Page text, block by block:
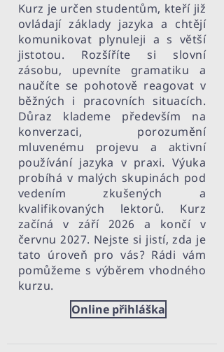
Kurz je určen studentům, kteří již
ovládají základy jazyka a chtějí
komunikovat plynuleji a s větší
jistotou. Rozšíříte si slovní
zásobu, upevníte gramatiku a
naučíte se pohotově reagovat v
běžných i pracovních situacích.
Důraz klademe především na
konverzaci, porozumění
mluvenému projevu a aktivní
používání jazyka v praxi. Výuka
probíhá v malých skupinách pod
vedením zkušených a
kvalifikovaných lektorů. Kurz
začíná v září 2026 a končí v
červnu 2027. Nejste si jistí, zda je
tato úroveň pro vás? Rádi vám
pomůžeme s výběrem vhodného
kurzu.
Online přihláška